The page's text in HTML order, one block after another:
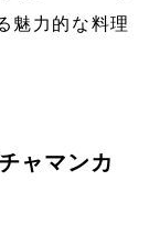
魅力的な料理
ャマンカ